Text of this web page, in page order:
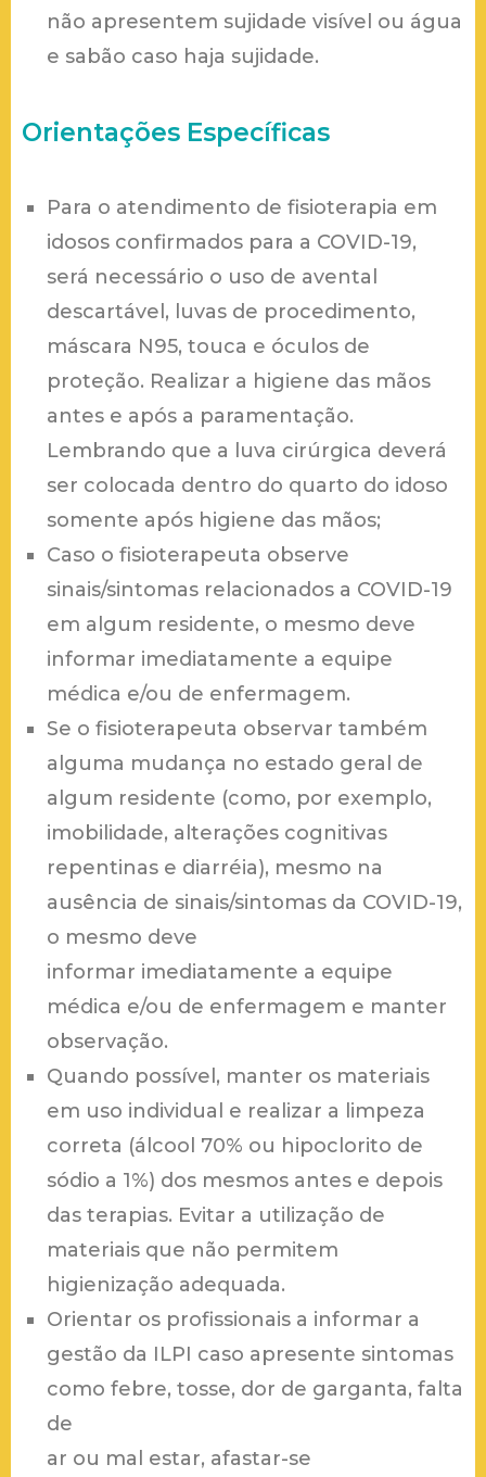
não apresentem sujidade visível ou água
e sabão caso haja sujidade.
Orientações Específicas
Para o atendimento de fisioterapia em
idosos confirmados para a COVID-19,
será necessário o uso de avental
descartável, luvas de procedimento,
máscara N95, touca e óculos de
proteção. Realizar a higiene das mãos
antes e após a paramentação.
Lembrando que a luva cirúrgica deverá
ser colocada dentro do quarto do idoso
somente após higiene das mãos;
Caso o fisioterapeuta observe
sinais/sintomas relacionados a COVID-19
em algum residente, o mesmo deve
informar imediatamente a equipe
médica e/ou de enfermagem.
Se o fisioterapeuta observar também
alguma mudança no estado geral de
algum residente (como, por exemplo,
imobilidade, alterações cognitivas
repentinas e diarréia), mesmo na
ausência de sinais/sintomas da COVID-19,
o mesmo deve
informar imediatamente a equipe
médica e/ou de enfermagem e manter
observação.
Quando possível, manter os materiais
em uso individual e realizar a limpeza
correta (álcool 70% ou hipoclorito de
sódio a 1%) dos mesmos antes e depois
das terapias. Evitar a utilização de
materiais que não permitem
higienização adequada.
Orientar os profissionais a informar a
gestão da ILPI caso apresente sintomas
como febre, tosse, dor de garganta, falta
de
ar ou mal estar, afastar-se